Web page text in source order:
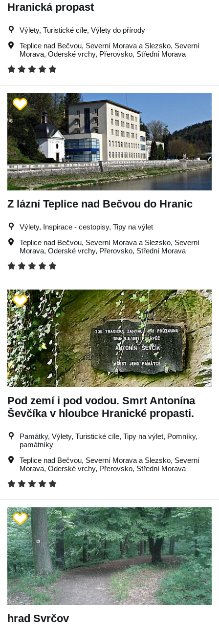
Hranická propast
Výlety, Turistické cíle, Výlety do přírody
Teplice nad Bečvou, Severní Morava a Slezsko, Severní
Morava, Oderské vrchy, Přerovsko, Střední Morava
Z lázní Teplice nad Bečvou do Hranic
Výlety, Inspirace - cestopisy, Tipy na výlet
Teplice nad Bečvou, Severní Morava a Slezsko, Severní
Morava, Oderské vrchy, Přerovsko, Střední Morava
Pod zemí i pod vodou. Smrt Antonína
Ševčíka v hloubce Hranické propasti.
Památky, Výlety, Turistické cíle, Tipy na výlet, Pomníky,
památníky
Teplice nad Bečvou, Severní Morava a Slezsko, Severní
Morava, Oderské vrchy, Přerovsko, Střední Morava
hrad Svrčov